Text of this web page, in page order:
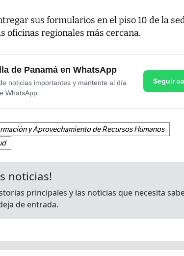
sus formularios en el piso 10 de la
oficinas regionales más cercana.
de Panamá en WhatsApp
noticias importantes y mantente al día
WhatsApp.
Seguir
y Aprovechamiento de Recursos Humanos